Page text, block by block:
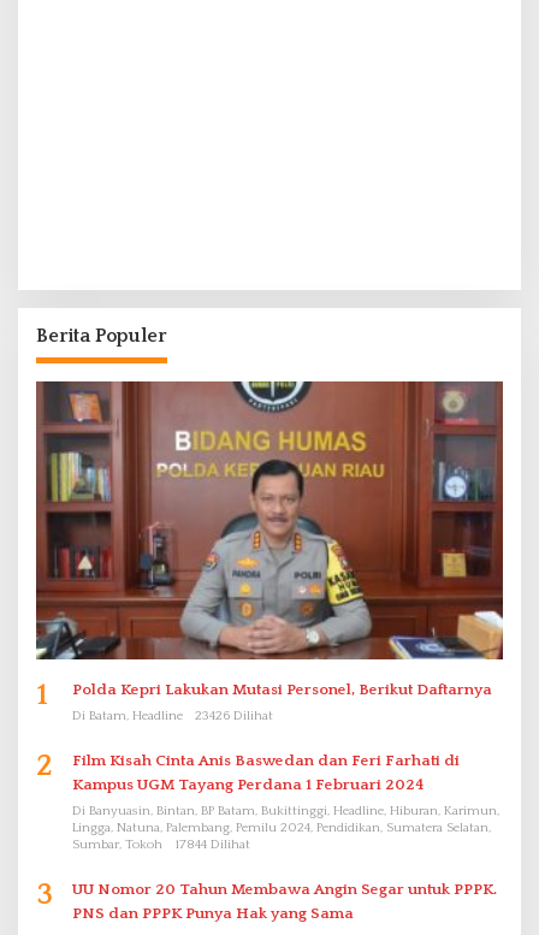
Berita Populer
1 Polda Kepri Lakukan Mutasi Personel, Berikut Daftarnya
Di Batam, Headline 23426 Dilihat
2
Film Kisah Cinta Anis Baswedan dan Feri Farhati di
Kampus UGM Tayang Perdana 1 Februari 2024
Di Banyuasin, Bintan, BP Batam, Bukittinggi, Headline, Hiburan, Karimun,
Lingga, Natuna, Palembang, Pemilu 2024, Pendidikan, Sumatera Selatan,
Sumbar, Tokoh
17844 Dilihat
3
UU Nomor 20 Tahun Membawa Angin Segar untuk PPPK.
PNS dan PPPK Punya Hak yang Sama